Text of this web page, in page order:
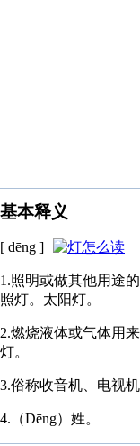
基本释义
[ dēng ]
1.照明或做其他用途
照灯。太阳灯。
2.燃烧液体或气体用
灯。
3.俗称收音机、电视
4.（Dēng）姓。